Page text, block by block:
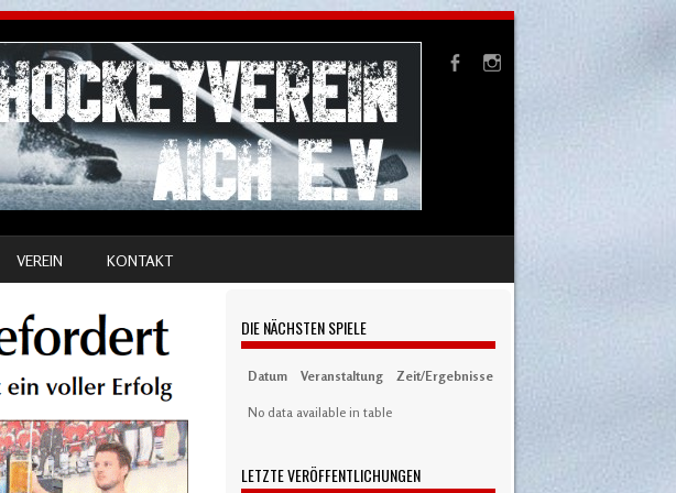
VEREIN KONTAKT
DIE NÄCHSTEN SPIELE
Datum Veranstaltung Zeit/Ergebnisse
No data available in table
LETZTE VERÖFFENTLICHUNGEN